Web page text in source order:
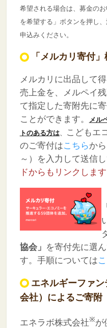
希望される場合は、募金の
を希望する」ボタンを押し
申込みください。
「メルカリ寄付
メルカリに出品して
売上金を、メルペイ
て指定した寄附先に
ことができます。
メル
トのある方は、
こどもエ
のご寄付はこちらか
～）を入力して送信し
ドからもリンクします
協会」 を寄付先に選
す。手順については
エネルギーファ
会社）によるご寄附
エネラボ株式会社※が